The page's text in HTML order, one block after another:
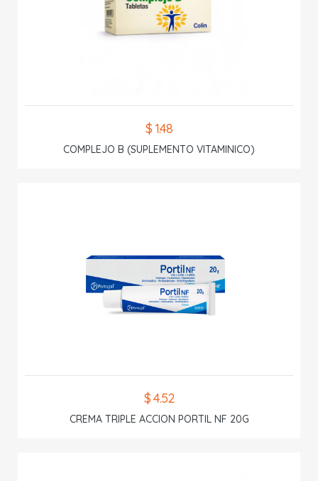
$ 1.48
COMPLEJO B (SUPLEMENTO VITAMINICO)
$ 4.52
CREMA TRIPLE ACCION PORTIL NF 20G